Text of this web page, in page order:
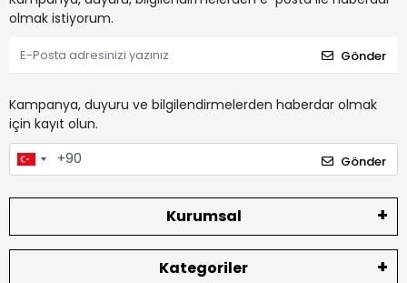
olmak istiyorum.
Gönder
Kampanya, duyuru ve bilgilendirmelerden haberdar olmak
için kayıt olun.
Gönder
Kurumsal
Kategoriler